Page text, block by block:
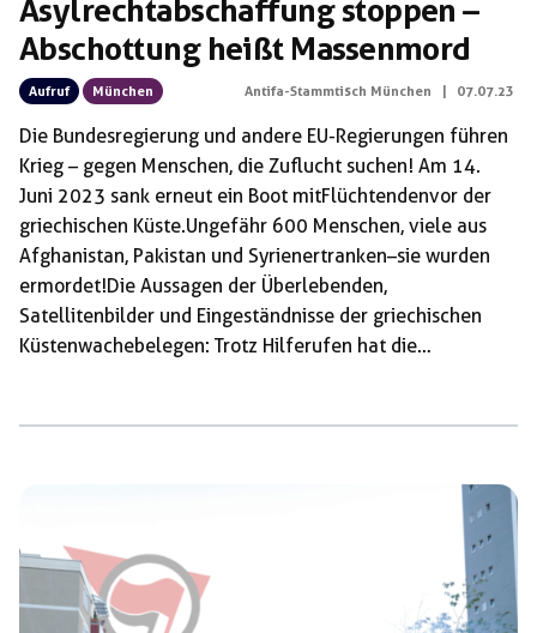
Asylrechtabschaffung stoppen –
Abschottung heißt Massenmord
Aufruf München Antifa-Stammtisch München 07.07.23
Die Bundesregierung und andere EU-Regierungen führen
Krieg – gegen Menschen, die Zuflucht suchen! Am 14.
Juni 2023 sank erneut ein Boot mit Flüchtenden vor der
griechischen Küste. Ungefähr 600 Menschen, viele aus
Afghanistan, Pakistan und Syrien ertranken – sie wurden
ermordet! Die Aussagen der Überlebenden,
Satellitenbilder und Eingeständnisse der griechischen
Küstenwache belegen: Trotz Hilferufen hat die
werden. Grenzbeamt:innen schießen auf
Geflüchtete, zerstören ihre Bootsmotoren auf offener
See, entführen an Land ganze Familien, verprügeln